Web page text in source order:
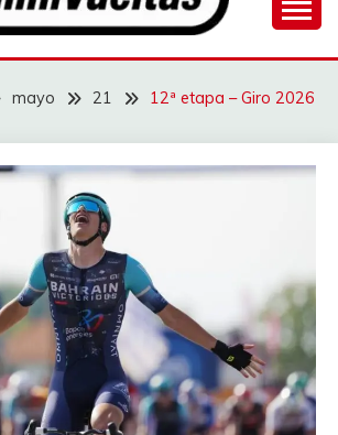
mayo 21 12ª etapa – Giro 2026